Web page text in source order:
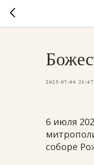
2025-07-06 21:47
6 июля
соборе